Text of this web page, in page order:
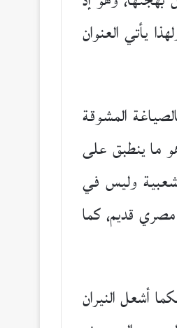
يأتي العنوان
المشوقة
ما ينطبق على
وليس في
قديم، كما
أشعل النيران